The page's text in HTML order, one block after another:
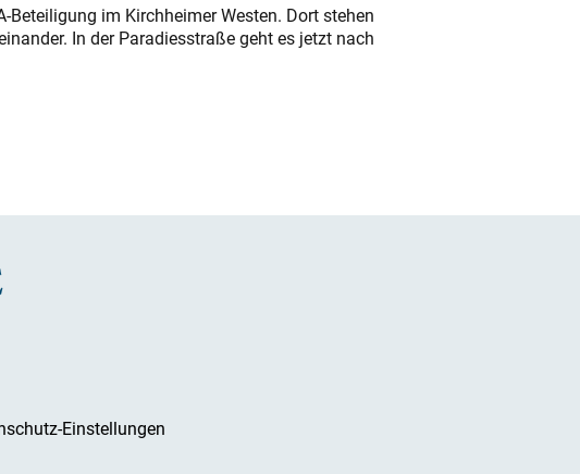
Beteiligung im Kirchheimer Westen. Dort stehen
In der Paradiesstraße geht es jetzt nach
Einstellungen